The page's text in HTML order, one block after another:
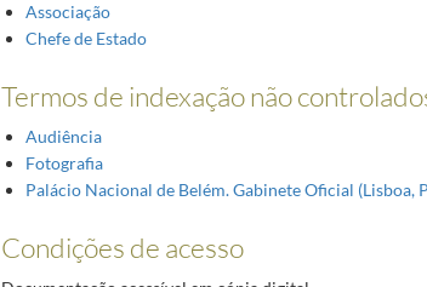
Associação
Chefe de Estado
Termos de indexação não
Audiência
Fotografia
Palácio Nacional de Belém. Gabinete Oficial (Lisboa,
Condições de acesso